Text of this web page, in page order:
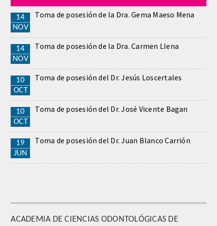
14
NOV
Toma de posesión de la Dra. Gema Maeso Mena
14
NOV
Toma de posesión de la Dra. Carmen Llena
10
OCT
Toma de posesión del Dr. Jesús Loscertales
10
OCT
Toma de posesión del Dr. José Vicente Bagan
19
JUN
Toma de posesión del Dr. Juan Blanco Carrión
ACADEMIA DE CIENCIAS ODONTOLÓGICAS DE